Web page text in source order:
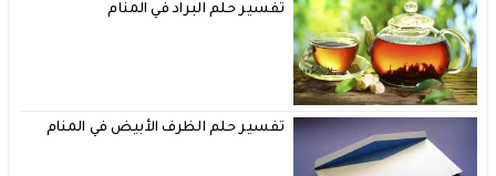
تفسير حلم البراد في المنام
تفسير حلم الظرف الأبيض في المنام